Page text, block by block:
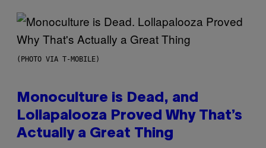
(PHOTO VIA T-MOBILE)
Monoculture is Dead, and
Lollapalooza Proved Why That’s
Actually a Great Thing